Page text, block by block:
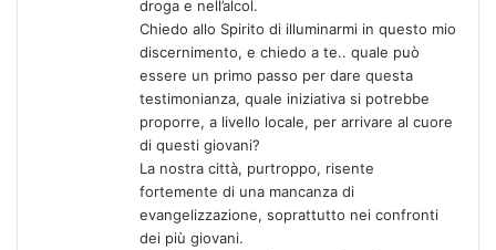
droga e nell’alcol.
Chiedo allo Spirito di illuminarmi in questo mio
discernimento, e chiedo a te.. quale può
essere un primo passo per dare questa
testimonianza, quale iniziativa si potrebbe
proporre, a livello locale, per arrivare al cuore
di questi giovani?
La nostra città, purtroppo, risente
fortemente di una mancanza di
evangelizzazione, soprattutto nei confronti
dei più giovani.